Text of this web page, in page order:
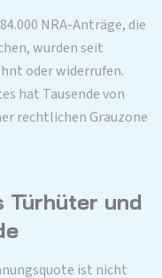
NRA-Anträge, die
wurden seit
oder widerrufen.
hat Tausende von
rechtlichen Grauzone
Türhüter und
ist nicht